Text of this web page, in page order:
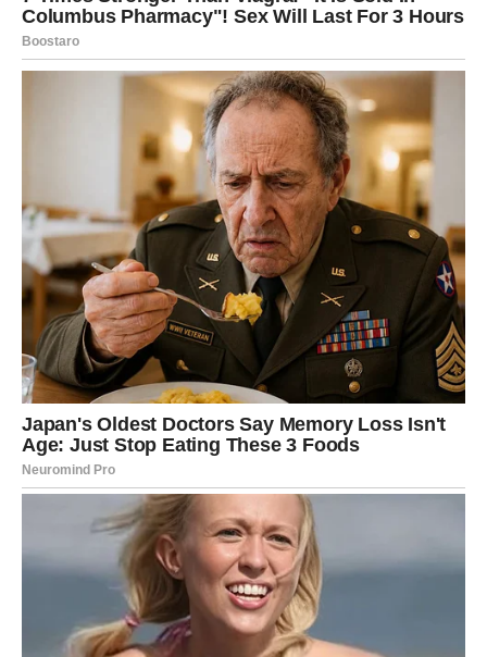
plan.
U ljubavi mu je potrebna partnerka koja može pratiti
njegovu energiju i koja razume njegovu potrebu za
slobodom i raznovrsnošću.
Rak – Muškarac velikog srca
Muškarac Rak je emotivan, brižan i veoma zaštitnički
nastrojen prema ljudima koje voli. Iako ponekad može
delovati povučeno, njegovo srce je veoma duboko.
On je muškarac koji veruje u porodicu, stabilnost i
iskrenu ljubav. Kada se zaljubi, spreman je da učini
mnogo za osobu koju voli.
Rak je partner koji pruža sigurnost, razumevanje i toplinu.
Lav – Muškarac koji voli da bude
poseban
Muškarac Lav je harizmatičan, samouveren i često veoma